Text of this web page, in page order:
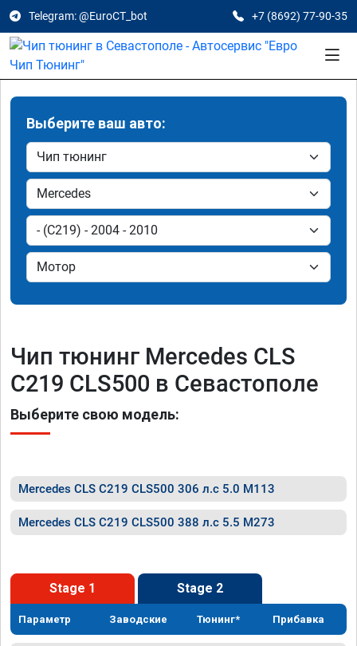
Telegram: @EuroCT_bot +7 (8692) 77-90-35
Выберите ваш авто:
Чип тюнинг Mercedes CLS
C219 CLS500 в Севастополе
Выберите свою модель:
Mercedes CLS C219 CLS500 306 л.с 5.0 M113
Mercedes CLS C219 CLS500 388 л.с 5.5 M273
Stage 1 Stage 2
Параметр Заводские Тюнинг* Прибавка